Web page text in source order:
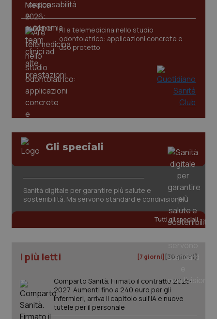
AI e telemedicina nello studio
odontoiatrico: applicazioni concrete e
uso protetto
Gli speciali
Sanità digitale per garantire più salute e
sostenibilità. Ma servono standard e condivisione
Tutti gli speciali
I più letti [7 giorni] [30 giorni]
Comparto Sanità. Firmato il contratto 2025-
2027. Aumenti fino a 240 euro per gli
infermieri, arriva il capitolo sull'IA e nuove
tutele per il personale
www.quotidianosanita.it
tracking-enable
tracking-sites-ironfish-
session-id
www.quotidianosanita.it
.quotidianosanita.it